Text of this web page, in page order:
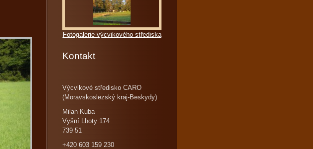
Fotogalerie výcvikového střediska
Kontakt
Výcvikové středisko CARO
(Moravskoslezský kraj-Beskydy)
Milan Kuba
Vyšní Lhoty 174
739 51
+420 603 159 230